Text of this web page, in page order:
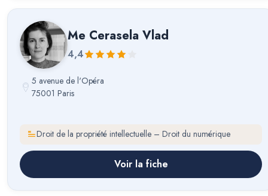
Me Cerasela Vlad
4,4
5 avenue de l'Opéra
75001 Paris
Droit de la propriété intellectuelle – Droit du numérique
Voir la fiche